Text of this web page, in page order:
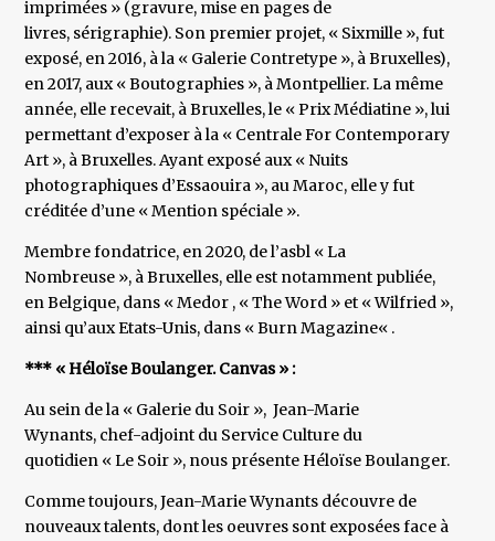
imprimées » (gravure, mise en pages de
livres, sérigraphie). Son premier projet, « Sixmille », fut
exposé, en 2016, à la « Galerie Contretype », à Bruxelles),
en 2017, aux « Boutographies », à Montpellier. La même
année, elle recevait, à Bruxelles, le « Prix Médiatine », lui
permettant d’exposer à la « Centrale For Contemporary
Art », à Bruxelles. Ayant exposé aux « Nuits
photographiques d’Essaouira », au Maroc, elle y fut
créditée d’une « Mention spéciale ».
Membre fondatrice, en 2020, de l’asbl « La
Nombreuse », à Bruxelles, elle est notamment publiée,
en Belgique, dans « Medor , « The Word » et « Wilfried »,
ainsi qu’aux Etats-Unis, dans « Burn Magazine« .
*** « Héloïse Boulanger. Canvas » :
Au sein de la « Galerie du Soir », Jean-Marie
Wynants, chef-adjoint du Service Culture du
quotidien « Le Soir », nous présente Héloïse Boulanger.
Comme toujours, Jean-Marie Wynants découvre de
nouveaux talents, dont les oeuvres sont exposées face à